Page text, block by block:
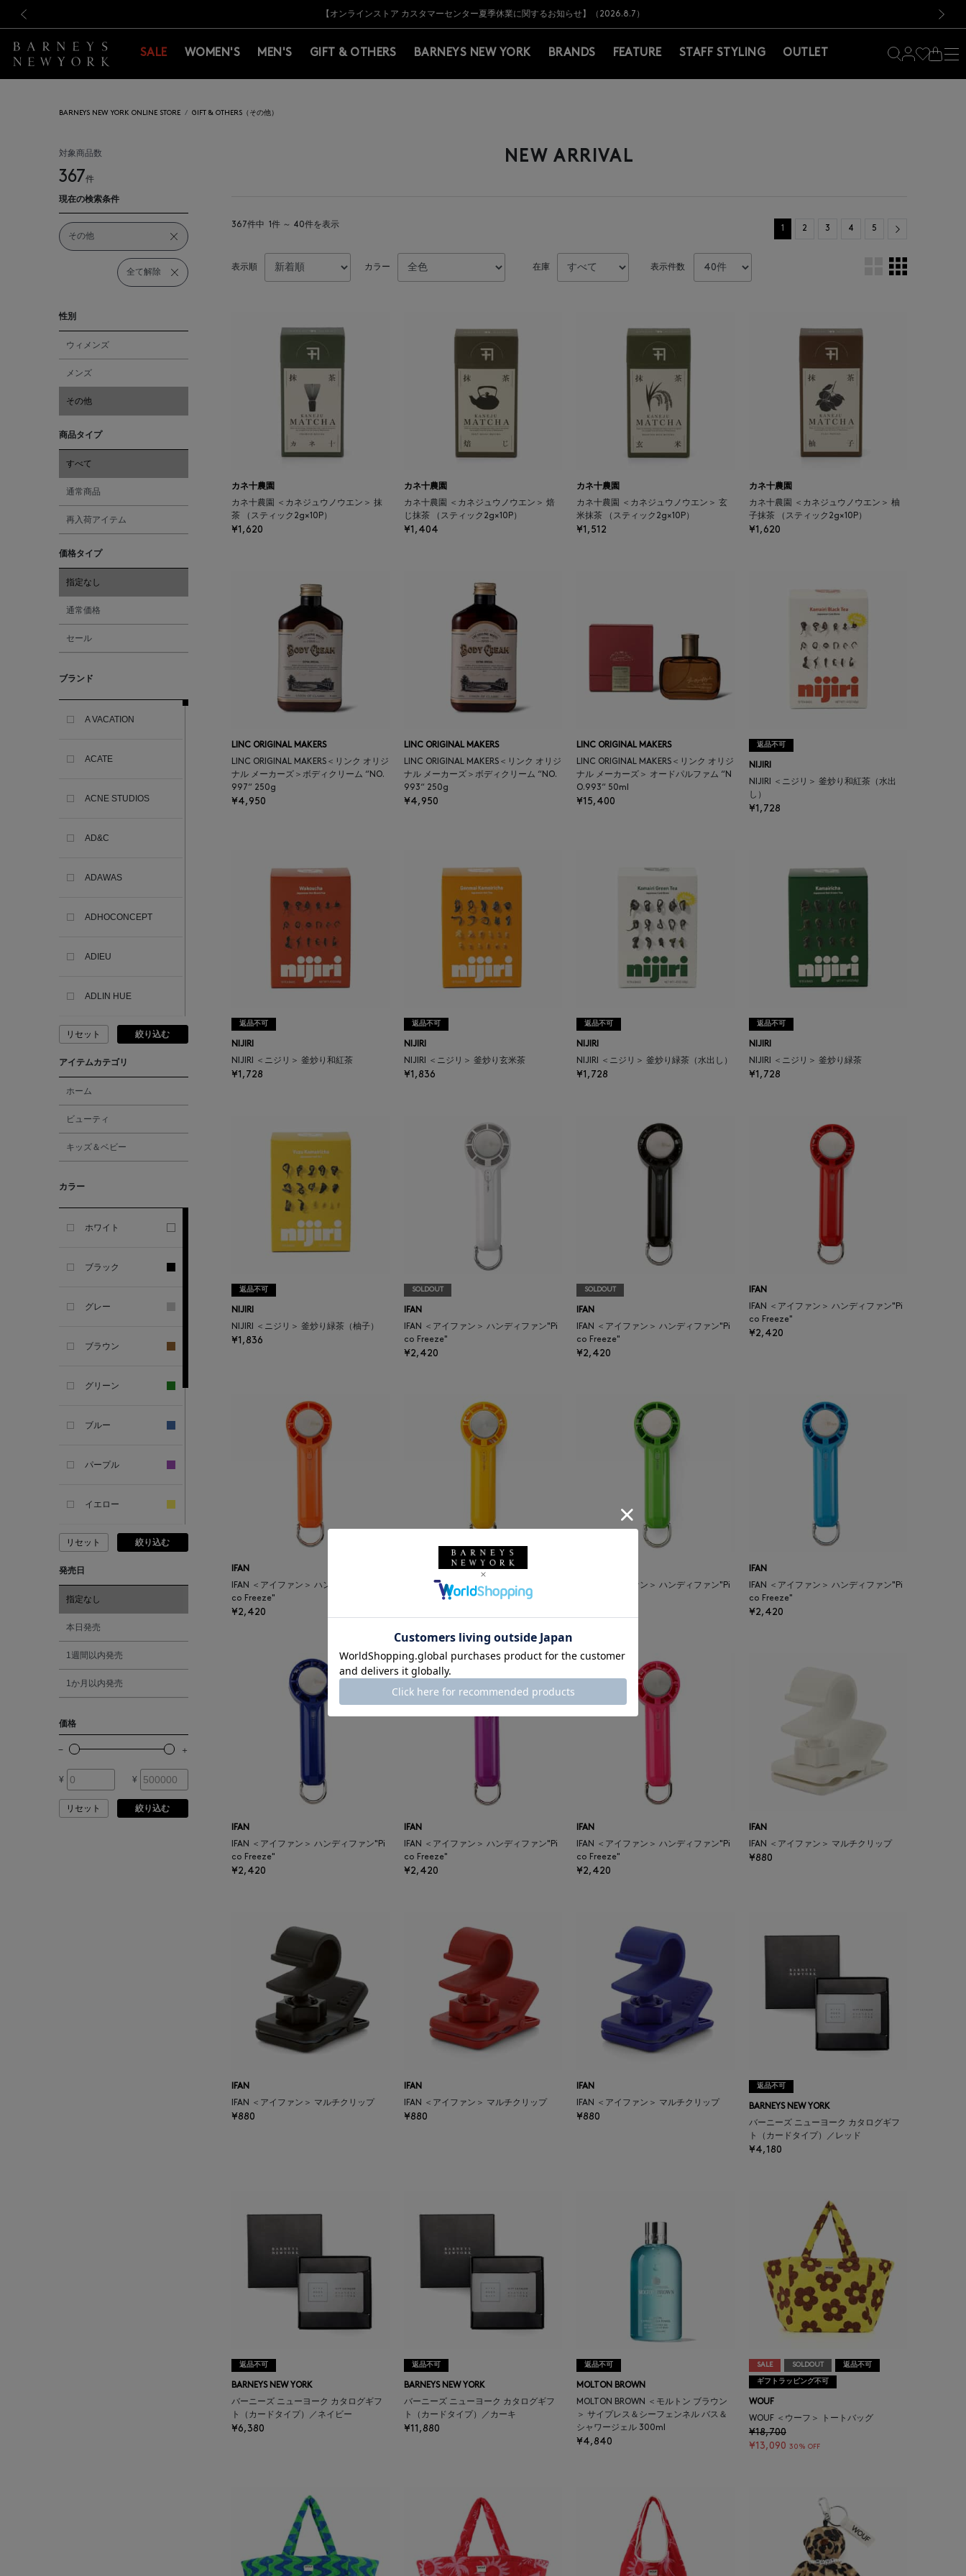
新規登録のお客様も対象！＜MY BARNEYS＞会員のお客様は11,000円（税込）以上のお買上げで常時送料無料！お買い物の際は会員登録を！
【夏季休業に伴う出荷一時停止のお知らせ】(2026.8.7)
【オンラインストア カスタマーセンター夏季休業に関するお知らせ】（2026.8.7）
【夏季休業に伴う返品・交換承り一時停止のお知らせ】（2026.8.5）
熊本県を中心とした地震の影響によるお荷物のお届けについて
【開催中】SUMMER SALEのご案内・ご注意事項
新規登録のお客様も対象！＜MY BARNEYS＞会員のお客様は11,000円（税込）以上のお買上げで常時送料無料！お買い物の際は会員登録を！
【夏季休業に伴う出荷一時停止のお知らせ】(2026.8.7)
SALE WOMEN'S MEN'S GIFT & OTHERS BARNEYS NEW YORK BRANDS FEATURE STAFF STYLING OUTLET
BARNEYS NEW YORK ONLINE STORE GIFT & OTHERS（その他）
対象商品数
367件
現在の検索条件
その他
全て解除
性別
ウィメンズ
メンズ
その他
商品タイプ
すべて
通常商品
再入荷アイテム
価格タイプ
指定なし
通常価格
セール
ブランド
A VACATION
ACATE
ACNE STUDIOS
AD&C
ADAWAS
ADHOCONCEPT
ADIEU
ADLIN HUE
ADVISORY BOARD
AESOP
ALBERT THURSTON
ANCIENT GREEK
SANDAL
ANDERSONS
ANTIPAST
ANYA HINDMARCH
ARIANNA
ARIZONA LOVE
リセット 絞り込む
アイテムカテゴリ
ホーム
ビューティ
キッズ＆ベビー
カラー
ホワイト
ブラック
グレー
ブラウン
グリーン
ブルー
パープル
イエロー
ピンク
レッド
オレンジ
シルバー
リセット 絞り込む
発売日
指定なし
本日発売
1週間以内発売
1か月以内発売
価格
¥ ¥
リセット 絞り込む
NEW ARRIVAL
367件中 1件 ～ 40件を表示 1 2 3 4 5 Next
表示順 カラー 在庫 表示件数
カネ十農園
カネ十農園 ＜カネジュウノウエン＞ 抹
茶 （スティック2g×10P）
¥1,620
カネ十農園
カネ十農園 ＜カネジュウノウエン＞ 焙
じ抹茶 （スティック2g×10P）
¥1,404
カネ十農園
カネ十農園 ＜カネジュウノウエン＞ 玄
米抹茶 （スティック2g×10P）
¥1,512
カネ十農園
カネ十農園 ＜カネジュウノウエン＞ 柚
子抹茶 （スティック2g×10P）
¥1,620
LINC ORIGINAL MAKERS
LINC ORIGINAL MAKERS＜リンク オリジ
ナル メーカーズ＞ボディクリーム “NO.
997“ 250g
¥4,950
LINC ORIGINAL MAKERS
LINC ORIGINAL MAKERS＜リンク オリジ
ナル メーカーズ＞ボディクリーム “NO.
993“ 250g
¥4,950
LINC ORIGINAL MAKERS
LINC ORIGINAL MAKERS＜リンク オリジ
ナル メーカーズ＞ オードパルファム “N
O.993“ 50ml
¥15,400
返品不可
NIJIRI
NIJIRI ＜ニジリ＞ 釜炒り和紅茶（水出
し）
¥1,728
返品不可
NIJIRI
NIJIRI ＜ニジリ＞ 釜炒り和紅茶
¥1,728
返品不可
NIJIRI
NIJIRI ＜ニジリ＞ 釜炒り玄米茶
¥1,836
返品不可
NIJIRI
NIJIRI ＜ニジリ＞ 釜炒り緑茶（水出し）
¥1,728
返品不可
NIJIRI
NIJIRI ＜ニジリ＞ 釜炒り緑茶
¥1,728
返品不可
NIJIRI
NIJIRI ＜ニジリ＞ 釜炒り緑茶（柚子）
¥1,836
SOLDOUT
IFAN
IFAN ＜アイファン＞ ハンディファン"Pi
co Freeze"
¥2,420
SOLDOUT
IFAN
IFAN ＜アイファン＞ ハンディファン"Pi
co Freeze"
¥2,420
IFAN
IFAN ＜アイファン＞ ハンディファン"Pi
co Freeze"
¥2,420
IFAN
IFAN ＜アイファン＞ ハンディファン"Pi
co Freeze"
¥2,420
IFAN ＜アイファン＞ ハンディファン"Pi
co Freeze"
IFAN ＜アイファン＞ ハンディファン"Pi
IFAN
IFAN ＜アイファン＞ ハンディファン"Pi
co Freeze"
¥2,420
IFAN
IFAN ＜アイファン＞ ハンディファン"Pi
co Freeze"
¥2,420
IFAN
IFAN ＜アイファン＞ ハンディファン"Pi
co Freeze"
¥2,420
IFAN
IFAN ＜アイファン＞ ハンディファン"Pi
co Freeze"
¥2,420
IFAN
IFAN ＜アイファン＞ マルチクリップ
¥880
IFAN
IFAN ＜アイファン＞ マルチクリップ
¥880
IFAN
IFAN ＜アイファン＞ マルチクリップ
¥880
IFAN
IFAN ＜アイファン＞ マルチクリップ
¥880
返品不可
BARNEYS NEW YORK
バーニーズ ニューヨーク カタログギフ
ト（カードタイプ）／レッド
¥4,180
返品不可
BARNEYS NEW YORK
バーニーズ ニューヨーク カタログギフ
ト（カードタイプ）／ネイビー
¥6,380
返品不可
BARNEYS NEW YORK
バーニーズ ニューヨーク カタログギフ
ト（カードタイプ）／カーキ
¥11,880
返品不可
MOLTON BROWN
MOLTON BROWN ＜モルトン ブラウン
＞ サイプレス＆シーフェンネル バス＆
シャワージェル 300ml
¥4,840
SALE SOLDOUT 返品不可
ギフトラッピング不可
WOUF
WOUF ＜ウーフ＞ トートバッグ
¥18,700
¥13,090 30% OFF